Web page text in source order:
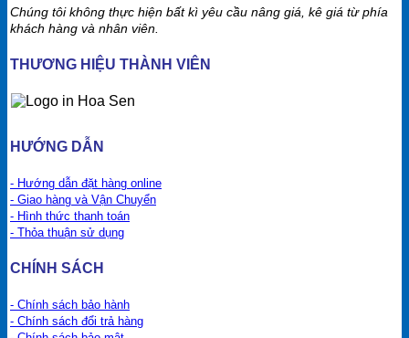
Chúng tôi không thực hiện bất kì yêu cầu nâng giá, kê giá từ phía
khách hàng và nhân viên.
THƯƠNG HIỆU THÀNH VIÊN
HƯỚNG DẪN
- Hướng dẫn đặt hàng online
- Giao hàng và Vận Chuyển
- Hình thức thanh toán
- Thỏa thuận sử dụng
CHÍNH SÁCH
- Chính sách bảo hành
- Chính sách đổi trả hàng